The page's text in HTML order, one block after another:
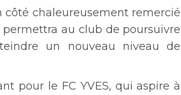
côté chaleureusement remercié
permettra au club de poursuivre
un nouveau niveau de
pour le FC YVES, qui aspire à